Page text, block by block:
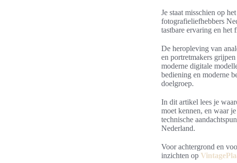
Je staat misschien op
fotografieliefhebbers
tastbare ervaring en het
De heropleving van
en portretmakers
moderne digitale
bediening en moderne
doelgroep.
In dit artikel lees je
moet kennen, en waar
technische
Nederland.
Voor achtergrond en
inzichten op